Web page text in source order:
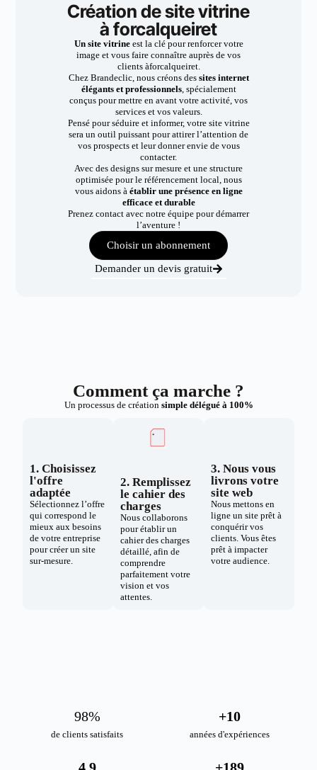
Création de site vitrine
à forcalqueiret
Un site vitrineest la clé pour renforcer votre
image et vous faire connaître auprès de vos
clients àforcalqueiret.
Chez Brandeclic, nous créons dessites internet
élégants et professionnels, spécialement
conçus pour mettre en avant votre activité, vos
services et vos valeurs.
Pensé pour séduire et informer, votre site vitrine
sera un outil puissant pour attirer l’attention de
vos prospects et leur donner envie de vous
contacter.
Avec des designs sur mesure et une structure
optimisée pour le référencement local, nous
vous aidons à établir une présence en ligne
efficace et durable
Prenez contact avec notre équipe pour démarrer
l’aventure !
Choisir un abonnement
Demander un devis gratuit
Comment ça marche ?
Un processus de création simple délégué à 100%
1. Choisissez
l'offre
adaptée
Sélectionnez l’offre
qui correspond le
mieux aux besoins
de votre entreprise
pour créer un site
sur-mesure.
2. Remplissez
le cahier des
charges
Nous collaborons
pour établir un
cahier des charges
détaillé, afin de
comprendre
parfaitement votre
vision et vos
attentes.
3. Nous vous
livrons votre
site web
Nous mettons en
ligne un site prêt à
conquérir vos
clients. Vous êtes
prêt à impacter
votre audience.
de clients satisfaits
98%
années d'expériences
+10